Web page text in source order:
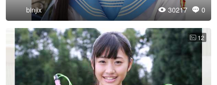
 30217  0
binjix
 12